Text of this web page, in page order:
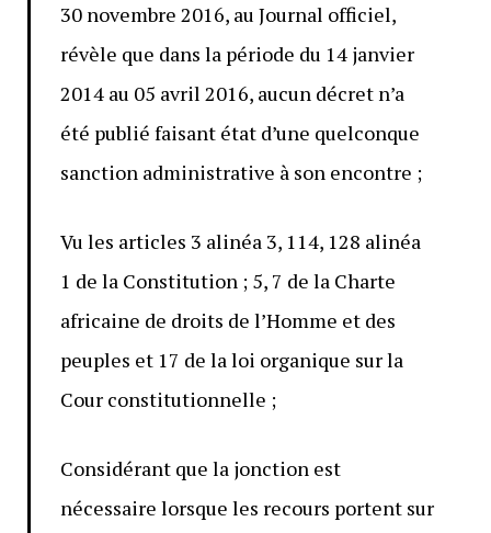
30 novembre 2016, au Journal officiel,
révèle que dans la période du 14 janvier
2014 au 05 avril 2016, aucun décret n’a
été publié faisant état d’une quelconque
sanction administrative à son encontre ;
Vu les articles 3 alinéa 3, 114, 128 alinéa
1 de la Constitution ; 5, 7 de la Charte
africaine de droits de l’Homme et des
peuples et 17 de la loi organique sur la
Cour constitutionnelle ;
Considérant que la jonction est
nécessaire lorsque les recours portent sur